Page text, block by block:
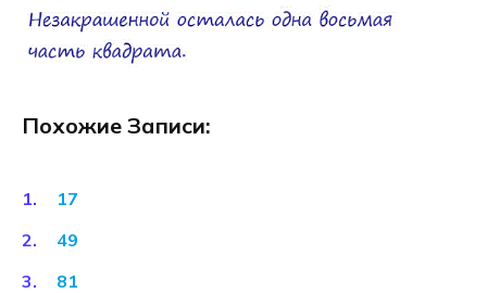
Похожие Записи:
17
49
81